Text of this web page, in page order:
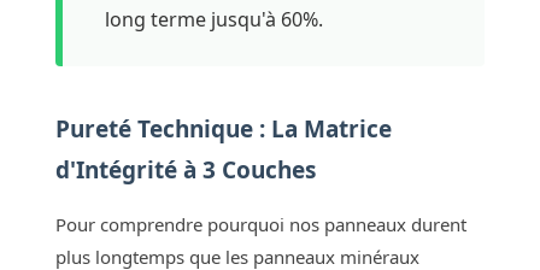
long terme jusqu'à 60%.
Pureté Technique : La Matrice
d'Intégrité à 3 Couches
Pour comprendre pourquoi nos panneaux durent
plus longtemps que les panneaux minéraux